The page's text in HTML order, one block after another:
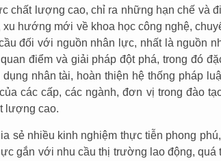
chất lượng cao, chỉ ra những hạn chế và
hướng mới về khoa học công nghệ,
đối với nguồn nhân lực, nhất là nguồn
điểm và giải pháp đột phá, trong đó
nhân tài, hoàn thiện hệ thống pháp
các cấp, các ngành, đơn vị trong đào
lượng cao.
sẻ nhiều kinh nghiệm thực tiễn phong
gắn với nhu cầu thị trường lao động, quá